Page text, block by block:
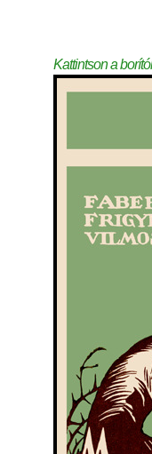
Kattintson a